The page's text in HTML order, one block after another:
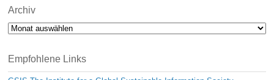
Archiv
Archiv
Empfohlene Links